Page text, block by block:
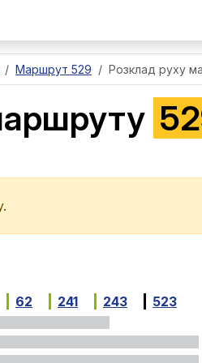
Маршрут 529 Розклад руху
62 241 243 523